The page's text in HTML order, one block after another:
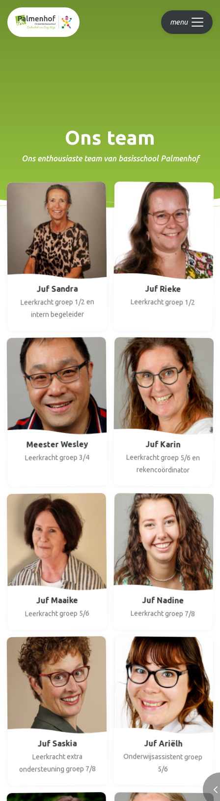
menu
Ons team
Ons enthousiaste team van basisschool Palmenhof
Juf Sandra
Leerkracht groep 1/2 en
intern begeleider
Juf Rieke
Leerkracht groep 1/2
Meester Wesley
Leerkracht groep 3/4
Juf Karin
Leerkracht groep 5/6 en
rekencoördinator
Juf Maaike
Leerkracht groep 5/6
Juf Nadine
Leerkracht groep 7/8
Juf Saskia
Leerkracht extra
ondersteuning groep 7/8
Juf Ariëlh
Onderwijsassistent groep
5/6